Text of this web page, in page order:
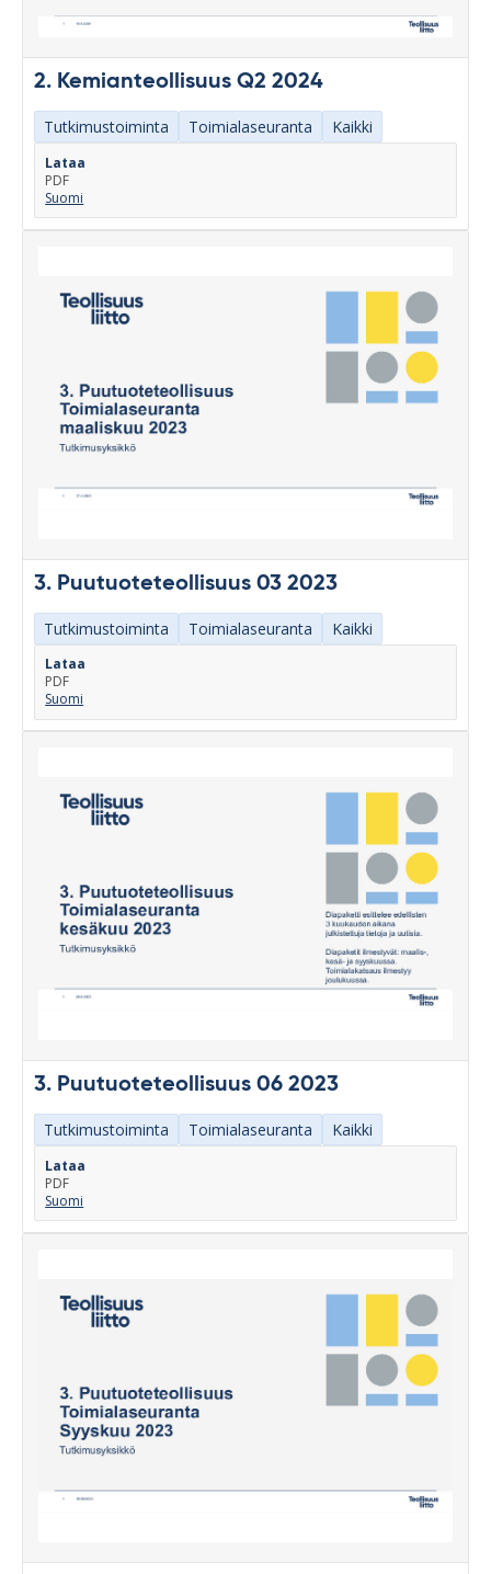
2. Kemianteollisuus Q2 2024
Tutkimustoiminta Toimialaseuranta Kaikki
Lataa
PDF
Suomi
3. Puutuoteteollisuus 03 2023
Tutkimustoiminta Toimialaseuranta Kaikki
Lataa
PDF
Suomi
3. Puutuoteteollisuus 06 2023
Tutkimustoiminta Toimialaseuranta Kaikki
Lataa
PDF
Suomi